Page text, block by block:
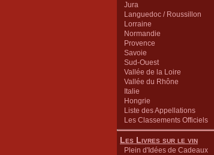
Jura
Languedoc / Roussillon
Lorraine
Normandie
Provence
Savoie
Sud-Ouest
Vallée de la Loire
Vallée du Rhône
Italie
Hongrie
Liste des Appellations
Les Classements Officiels
Les Livres sur le vin
Plein d'Idées de Cadeaux